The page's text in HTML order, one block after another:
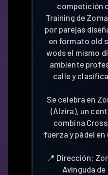
competición
Training de
por parejas
en formato old
wods el mismo
ambiente
calle y
Se celebra en
(Alzira), un
combina
fuerza y pádel
📍 Dirección:
Avinguda